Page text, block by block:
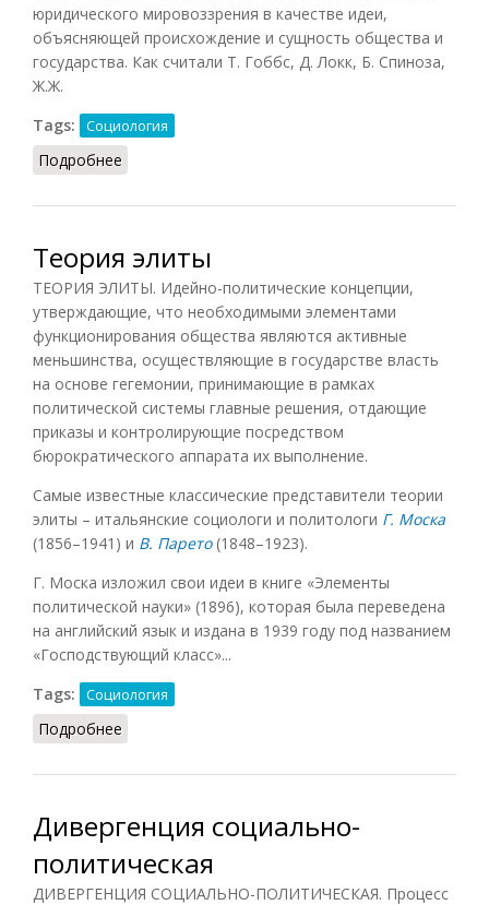
юридического мировоззрения в качестве идеи,
объясняющей происхождение и сущность общества и
государства. Как считали Т. Гоббс, Д. Локк, Б. Спиноза,
Ж.Ж.
Tags:
Социология
Подробнее
Теория элиты
ТЕОРИЯ ЭЛИТЫ. Идейно-политические концепции,
утверждающие, что необходимыми элементами
функционирования общества являются активные
меньшинства, осуществляющие в государстве власть
на основе гегемонии, принимающие в рамках
политической системы главные решения, отдающие
приказы и контролирующие посредством
бюрократического аппарата их выполнение.
Самые известные классические представители теории
элиты – итальянские социологи и политологи Г. Моска
(1856–1941) и В. Парето(1848–1923).
Г. Моска изложил свои идеи в книге «Элементы
политической науки» (1896), которая была переведена
на английский язык и издана в 1939 году под названием
«Господствующий класс»...
Tags:
Социология
Подробнее
Дивергенция социально-
политическая
ДИВЕРГЕНЦИЯ СОЦИАЛЬНО-ПОЛИТИЧЕСКАЯ. Процесс